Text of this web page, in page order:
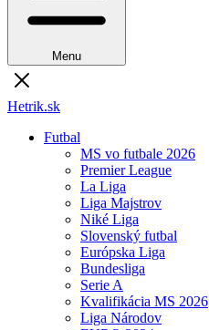
Menu
Hetrik.sk
Futbal
MS vo futbale 2026
Premier League
La Liga
Liga Majstrov
Niké Liga
Slovenský futbal
Európska Liga
Bundesliga
Serie A
Kvalifikácia MS 2026
Liga Národov